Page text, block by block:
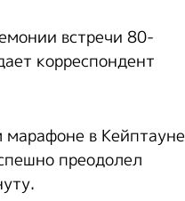
встречи 80-
корреспондент
в Кейптауне
преодолел